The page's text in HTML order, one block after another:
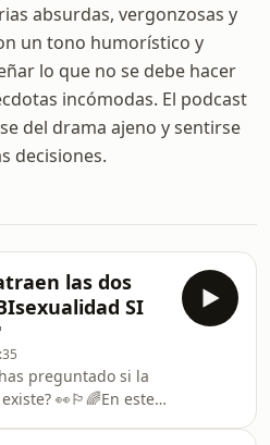
absurdas, vergonzosas y
un tono humorístico y
lo que no se debe hacer
incómodas. El podcast
del drama ajeno y sentirse
decisiones.
las dos
SI
preguntado si la
👀🏳️‍🌈En este